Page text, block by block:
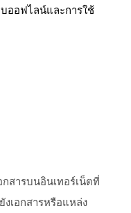
ออฟไลน์และการใช้
กสารบนอินเทอร์เน็ตที่
งเอกสารหรือแหล่ง